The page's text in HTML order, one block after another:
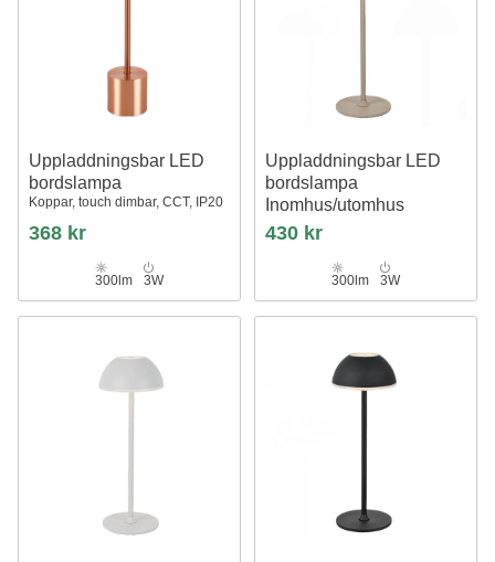
Uppladdningsbar LED
bordslampa
Koppar, touch dimbar, CCT, IP20
368 kr
300lm 3W
Uppladdningsbar LED
bordslampa
Inomhus/utomhus
Beige, touch dimbar, 3i1, IP54
utomhus bordslampa
430 kr
300lm 3W